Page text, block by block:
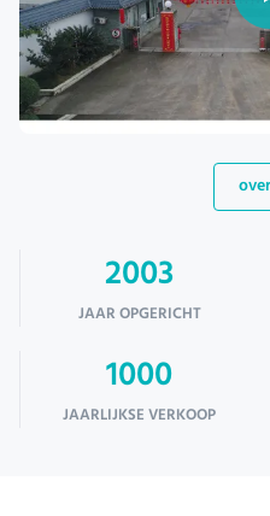
2003
JAAR OPGERICHT
1000
JAARLIJKSE VERKOOP